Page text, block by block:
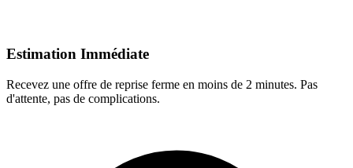
Estimation Immédiate
Recevez une offre de reprise ferme en moins de 2 minutes. Pas
d'attente, pas de complications.